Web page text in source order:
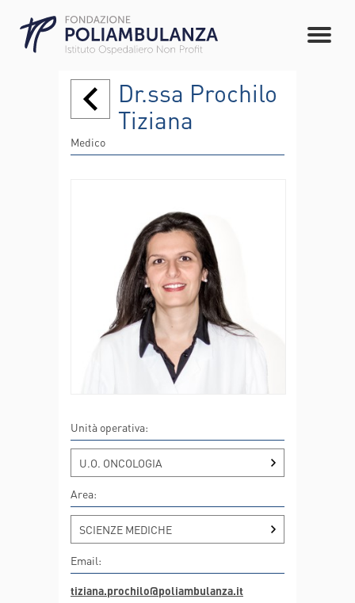
Dr.ssa Prochilo
Tiziana
Medico
Unità operativa:
U.O. ONCOLOGIA
Area:
SCIENZE MEDICHE
Email:
tiziana.prochilo@poliambulanza.it